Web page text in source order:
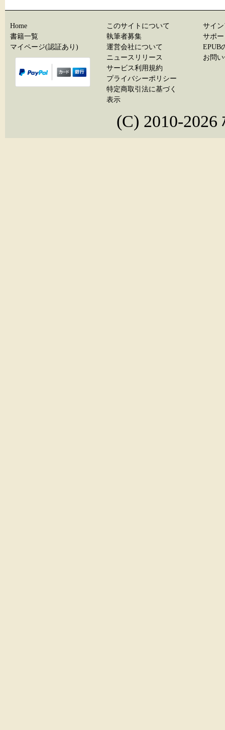
Home
書籍一覧
マイページ(認証あり)
このサイトについて
執筆者募集
運営会社について
ニュースリリース
サービス利用規約
プライバシーポリシー
特定商取引法に基づく
表示
サイ
サポ
EPUB
お問
(C) 2010-